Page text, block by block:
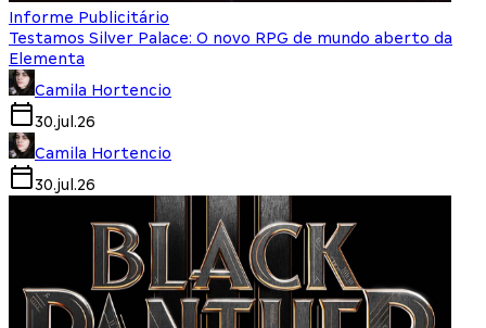
Informe Publicitário
Testamos Silver Palace: O novo RPG de mundo aberto da
Elementa
Camila Hortencio
30.jul.26
Camila Hortencio
30.jul.26